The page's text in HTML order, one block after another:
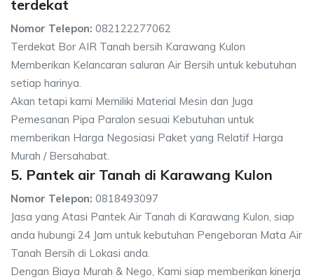
terdekat
Nomor Telepon: 082122277062
Terdekat Bor AIR Tanah bersih Karawang Kulon
Memberikan Kelancaran saluran Air Bersih untuk kebutuhan
setiap harinya.
Akan tetapi kami Memiliki Material Mesin dan Juga
Pemesanan Pipa Paralon sesuai Kebutuhan untuk
memberikan Harga Negosiasi Paket yang Relatif Harga
Murah / Bersahabat.
5. Pantek air Tanah di Karawang Kulon
Nomor Telepon: 0818493097
Jasa yang Atasi Pantek Air Tanah di Karawang Kulon, siap
anda hubungi 24 Jam untuk kebutuhan Pengeboran Mata Air
Tanah Bersih di Lokasi anda.
Dengan Biaya Murah & Nego, Kami siap memberikan kinerja